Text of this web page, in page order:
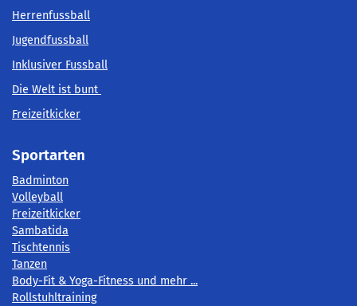
Herrenfussball
Jugendfussball
Inklusiver Fussball
Die Welt ist bunt
Freizeitkicker
Sportarten
Badminton
Volleyball
Freizeitkicker
Sambatida
Tischtennis
Tanzen
Body-Fit & Yoga-Fitness und mehr ...
Rollstuhltraining